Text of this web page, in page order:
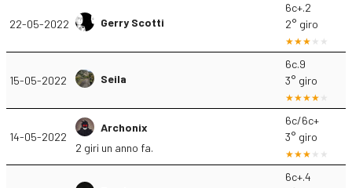
22-05-2022 Gerry Scotti
6c+.2
2° giro
15-05-2022 Seila
6c.9
3° giro
14-05-2022
Archonix
2 giri un anno fa.
6c/6c+
3° giro
6c+.4